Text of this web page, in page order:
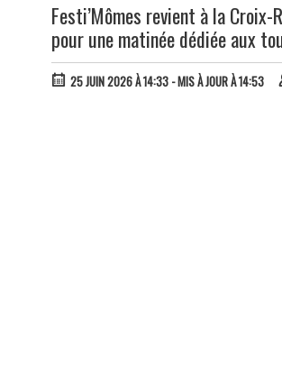
Festi’Mômes revient à la Croix-
pour une matinée dédiée aux
25 JUIN 2026 À 14:33- MIS À JOUR À 14:53